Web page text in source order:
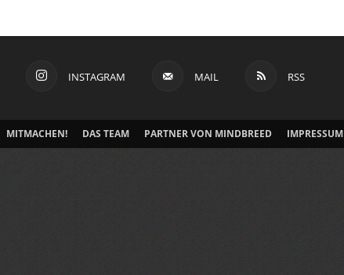
INSTAGRAM MAIL RSS
MITMACHEN! DAS TEAM PARTNER VON MINDBREED IMPRESSUM